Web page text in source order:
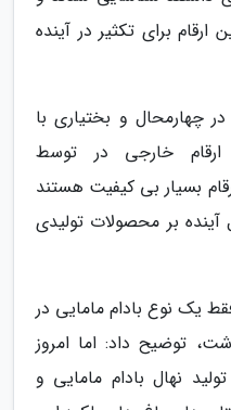
برای تکثیر در آینده
چهارمحال و بختیاری با
ارقام خارجی در توسط
بسیار بی کیفیت هستند
بر محصولات تولیدی
یک نوع بادام مامایی در
توضیح داد: اما امروز
نهال بادام مامایی و